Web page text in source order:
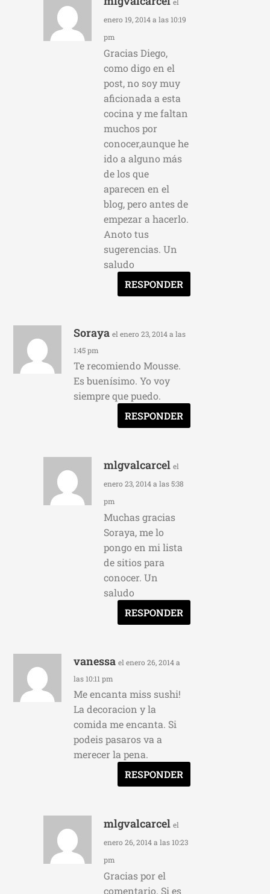
enero 19, 2014 a las 10:19
pm
Gracias Diego,
como digo en el
post, no soy muy
aficionada a esta
cocina y me faltan
muchos por
conocer,aunque he
ido a alguno más
de los que
aparecen en el
blog, pero antes de
empezar a hacerlo.
Anoto tus
sugerencias. Un
saludo
RESPONDER
Soraya el enero 23, 2014 a las
1:45 pm
Te recomiendo Mousse.
Es buenísimo. Yo voy
siempre que puedo.
RESPONDER
mlgvalcarcel el
enero 23, 2014 a las 5:38
pm
Muchas gracias
Soraya, me lo
pongo en mi lista
de sitios para
conocer. Un
saludo
RESPONDER
vanessa el enero 26, 2014 a
las 10:11 pm
Me encanta miss sushi!
La decoracion y la
comida me encanta. Si
podeis pasaros va a
merecer la pena.
RESPONDER
mlgvalcarcel el
enero 26, 2014 a las 10:23
pm
Gracias por el
comentario. Si es